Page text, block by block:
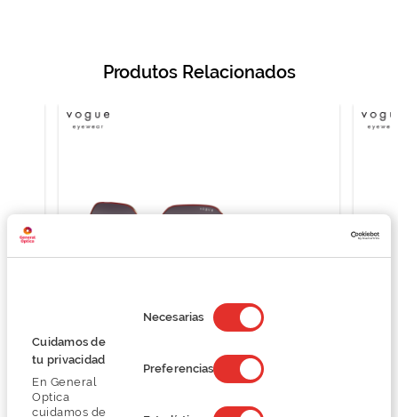
Cuidamos de
tu privacidad
En General
Optica
cuidamos de
de
consentimiento
Necesarias
Preferencias
Produtos Relacionados
Vogue 0VO4198S
83,99 €